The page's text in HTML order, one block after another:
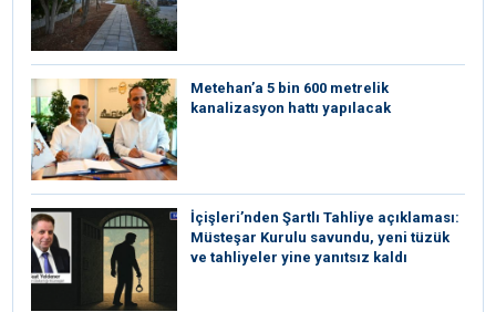
Metehan’a 5 bin 600 metrelik
kanalizasyon hattı yapılacak
İçişleri’nden Şartlı Tahliye açıklaması:
Müsteşar Kurulu savundu, yeni tüzük
ve tahliyeler yine yanıtsız kaldı